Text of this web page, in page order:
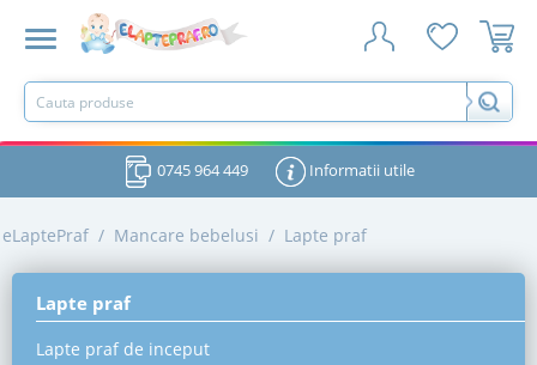
0745 964 449 Informatii utile
eLaptePraf / Mancare bebelusi / Lapte praf
Lapte praf
Lapte praf de inceput